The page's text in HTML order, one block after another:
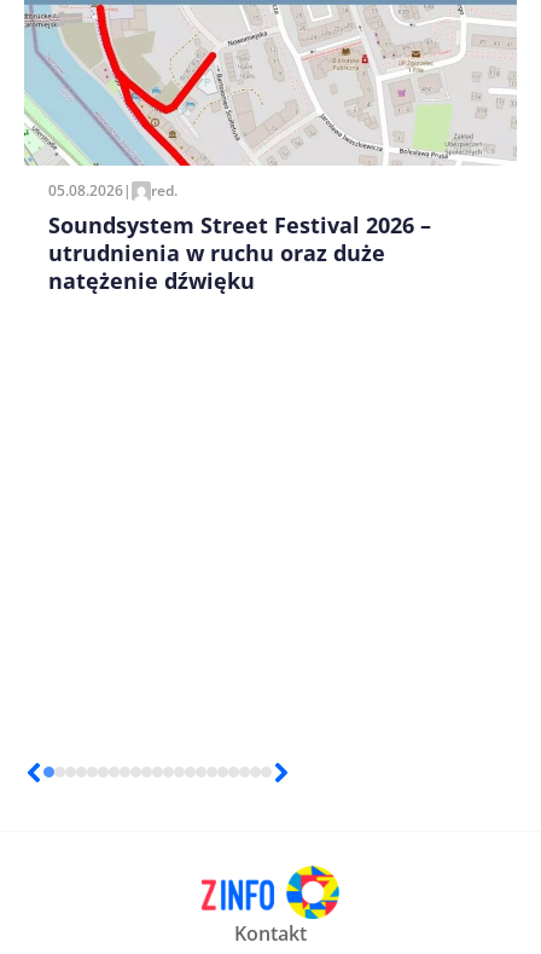
Zapamiętaj moje dane w tej przeglądarce podczas
pisania kolejnych komentarzy.
05.08.2026| red.
Soundsystem Street Festival 2026 –
utrudnienia w ruchu oraz duże
natężenie dźwięku
Kontakt